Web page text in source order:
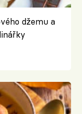
džemu a